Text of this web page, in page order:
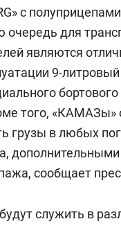
с
для
являются
9-
того, «КАМАЗы»
грузы в любых
сообщает
служить в